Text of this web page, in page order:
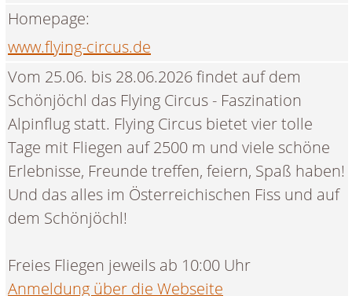
Homepage:
www.flying-circus.de
Vom 25.06. bis 28.06.2026 findet auf dem
Schönjöchl das Flying Circus - Faszination
Alpinflug statt. Flying Circus bietet vier tolle
Tage mit Fliegen auf 2500 m und viele schöne
Erlebnisse, Freunde treffen, feiern, Spaß haben!
Und das alles im Österreichischen Fiss und auf
dem Schönjöchl!
Freies Fliegen jeweils ab 10:00 Uhr
Anmeldung über die Webseite